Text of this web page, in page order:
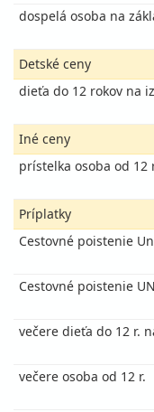
dospelá osoba na
Detské ceny
dieťa do 12 rokov na
Iné ceny
prístelka osoba od 12
Príplatky
Cestovné poistenie
Cestovné poistenie
večere dieťa do 12 r.
večere osoba od 12 r.